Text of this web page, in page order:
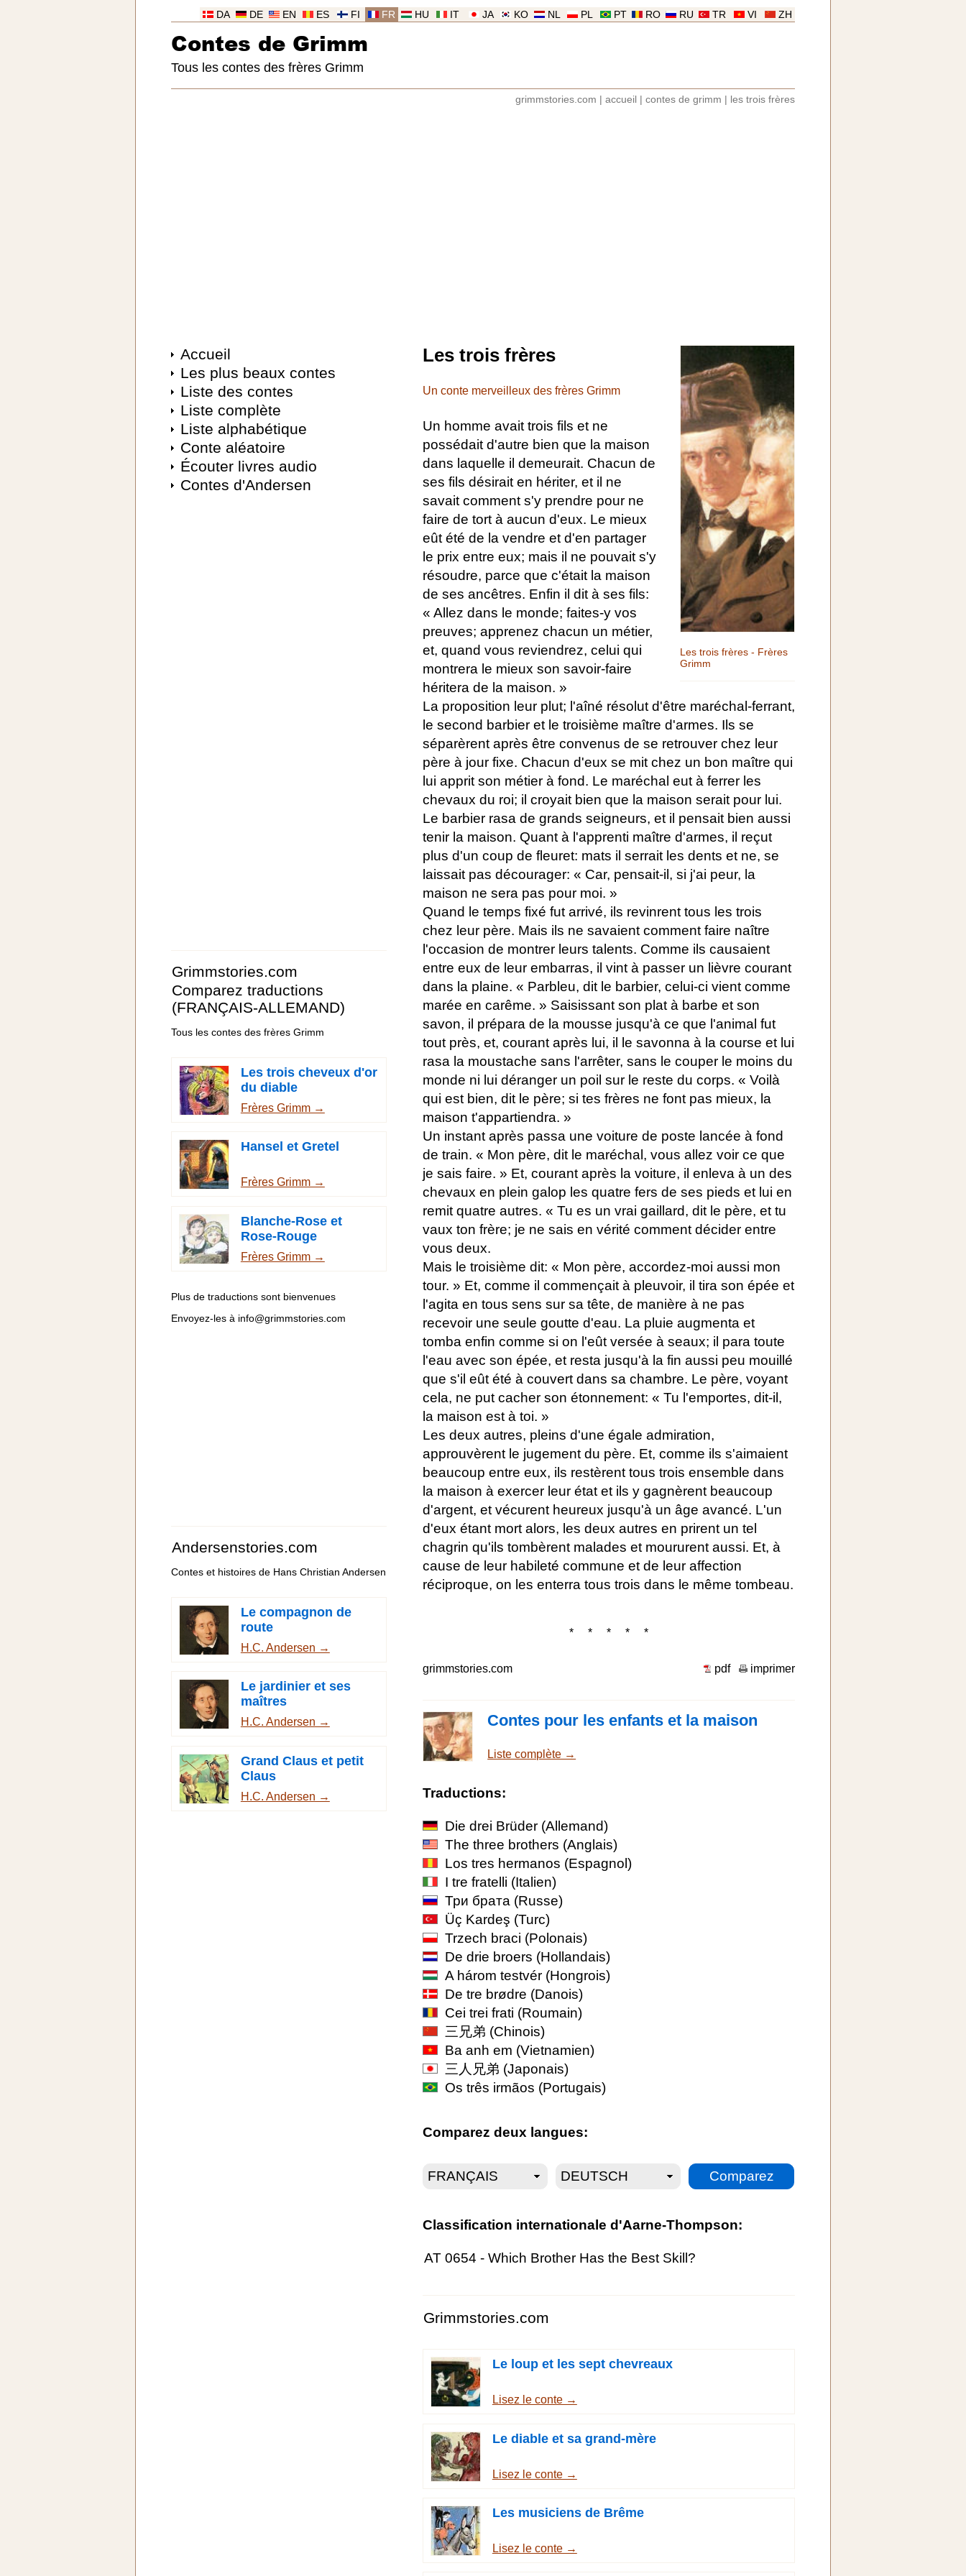
ZH
VI
TR
RU
RO
PT
PL
NL
KO
JA
IT
HU
FR
FI
ES
EN
DE
DA
Contes de Grimm
Tous les contes des frères Grimm
grimmstories.com accueil contes de grimm les trois frères
Accueil
Les plus beaux contes
Liste des contes
Liste complète
Liste alphabétique
Conte aléatoire
Écouter livres audio
Contes d'Andersen
Grimmstories.com
Comparez traductions
(FRANÇAIS-ALLEMAND)
Tous les contes des frères Grimm
Les trois cheveux d'or
du diable
Frères Grimm →
Hansel et Gretel
Frères Grimm →
Blanche-Rose et
Rose-Rouge
Frères Grimm →
Plus de traductions sont bienvenues
Envoyez-les à info@grimmstories.com
Andersenstories.com
Contes et histoires de Hans Christian Andersen
Le compagnon de
route
H.C. Andersen →
Le jardinier et ses
maîtres
H.C. Andersen →
Grand Claus et petit
Claus
H.C. Andersen →
Les trois frères - Frères
Grimm
Les trois frères
Un conte merveilleux des frères Grimm
Un homme avait trois fils et ne
possédait d'autre bien que la maison
dans laquelle il demeurait. Chacun de
ses fils désirait en hériter, et il ne
savait comment s'y prendre pour ne
faire de tort à aucun d'eux. Le mieux
eût été de la vendre et d'en partager
le prix entre eux; mais il ne pouvait s'y
résoudre, parce que c'était la maison
de ses ancêtres. Enfin il dit à ses fils:
« Allez dans le monde; faites-y vos
preuves; apprenez chacun un métier,
et, quand vous reviendrez, celui qui
montrera le mieux son savoir-faire
héritera de la maison. »
La proposition leur plut; l'aîné résolut d'être maréchal-ferrant,
le second barbier et le troisième maître d'armes. Ils se
séparèrent après être convenus de se retrouver chez leur
père à jour fixe. Chacun d'eux se mit chez un bon maître qui
lui apprit son métier à fond. Le maréchal eut à ferrer les
chevaux du roi; il croyait bien que la maison serait pour lui.
Le barbier rasa de grands seigneurs, et il pensait bien aussi
tenir la maison. Quant à l'apprenti maître d'armes, il reçut
plus d'un coup de fleuret: mats il serrait les dents et ne, se
laissait pas décourager: « Car, pensait-il, si j'ai peur, la
maison ne sera pas pour moi. »
Quand le temps fixé fut arrivé, ils revinrent tous les trois
chez leur père. Mais ils ne savaient comment faire naître
l'occasion de montrer leurs talents. Comme ils causaient
entre eux de leur embarras, il vint à passer un lièvre courant
dans la plaine. « Parbleu, dit le barbier, celui-ci vient comme
marée en carême. » Saisissant son plat à barbe et son
savon, il prépara de la mousse jusqu'à ce que l'animal fut
tout près, et, courant après lui, il le savonna à la course et lui
rasa la moustache sans l'arrêter, sans le couper le moins du
monde ni lui déranger un poil sur le reste du corps. « Voilà
qui est bien, dit le père; si tes frères ne font pas mieux, la
maison t'appartiendra. »
Un instant après passa une voiture de poste lancée à fond
de train. « Mon père, dit le maréchal, vous allez voir ce que
je sais faire. » Et, courant après la voiture, il enleva à un des
chevaux en plein galop les quatre fers de ses pieds et lui en
remit quatre autres. « Tu es un vrai gaillard, dit le père, et tu
vaux ton frère; je ne sais en vérité comment décider entre
vous deux.
Mais le troisième dit: « Mon père, accordez-moi aussi mon
tour. » Et, comme il commençait à pleuvoir, il tira son épée et
l'agita en tous sens sur sa tête, de manière à ne pas
recevoir une seule goutte d'eau. La pluie augmenta et
tomba enfin comme si on l'eût versée à seaux; il para toute
l'eau avec son épée, et resta jusqu'à la fin aussi peu mouillé
que s'il eût été à couvert dans sa chambre. Le père, voyant
cela, ne put cacher son étonnement: « Tu l'emportes, dit-il,
la maison est à toi. »
Les deux autres, pleins d'une égale admiration,
approuvèrent le jugement du père. Et, comme ils s'aimaient
beaucoup entre eux, ils restèrent tous trois ensemble dans
la maison à exercer leur état et ils y gagnèrent beaucoup
d'argent, et vécurent heureux jusqu'à un âge avancé. L'un
d'eux étant mort alors, les deux autres en prirent un tel
chagrin qu'ils tombèrent malades et moururent aussi. Et, à
cause de leur habileté commune et de leur affection
réciproque, on les enterra tous trois dans le même tombeau.
* * * * *
grimmstories.com pdf imprimer
Contes pour les enfants et la maison
Liste complète →
Traductions:
Die drei Brüder (Allemand)
The three brothers (Anglais)
Los tres hermanos (Espagnol)
I tre fratelli (Italien)
Три брата (Russe)
Üç Kardeş (Turc)
Trzech braci (Polonais)
De drie broers (Hollandais)
A három testvér (Hongrois)
De tre brødre (Danois)
Cei trei frati (Roumain)
三兄弟 (Chinois)
Ba anh em (Vietnamien)
三人兄弟 (Japonais)
Os três irmãos (Portugais)
Comparez deux langues:
Classification internationale d'Aarne-Thompson:
AT 0654 - Which Brother Has the Best Skill?
Grimmstories.com
Le loup et les sept chevreaux
Lisez le conte →
Le diable et sa grand-mère
Lisez le conte →
Les musiciens de Brême
Lisez le conte →